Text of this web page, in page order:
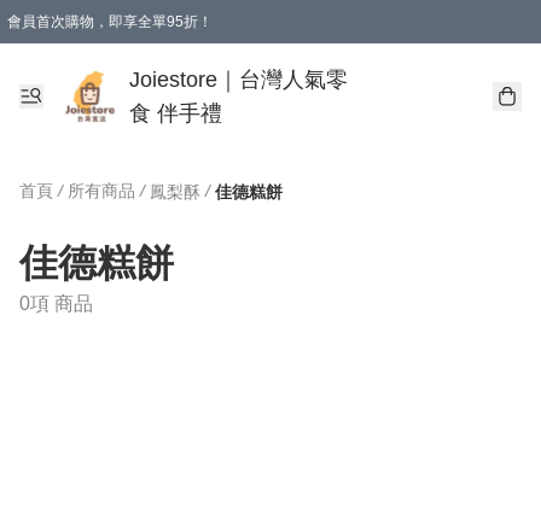
會員首次購物，即享全單95折！
購物滿 HKD 350.00即享免運費優惠！（適用於 本地送貨、本地取貨 )
Joiestore｜台灣人氣零
食 伴手禮
首頁 / 所有商品 / 鳳梨酥 / 佳德糕餅
佳德糕餅
0項 商品